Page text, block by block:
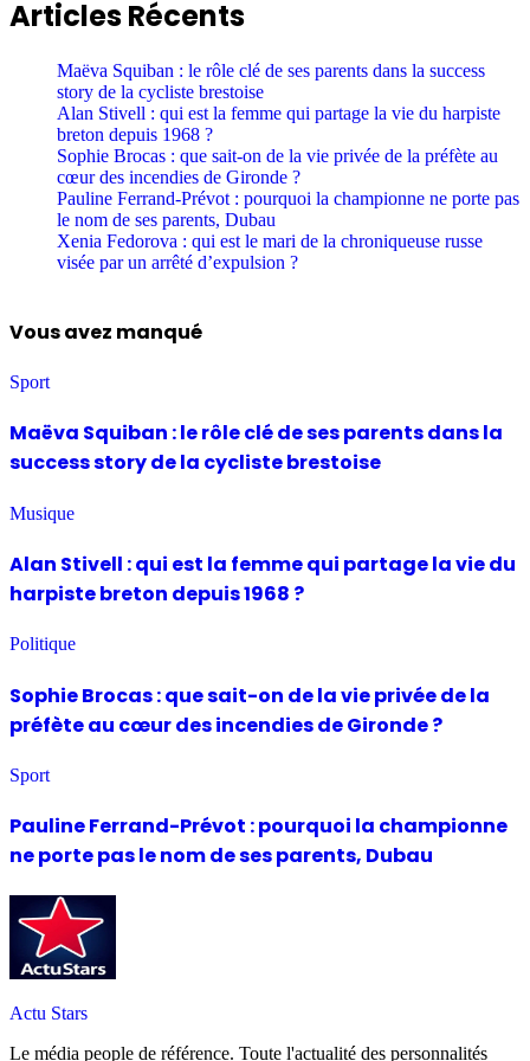
Articles Récents
Maëva Squiban : le rôle clé de ses parents dans la success
story de la cycliste brestoise
Alan Stivell : qui est la femme qui partage la vie du harpiste
breton depuis 1968 ?
Sophie Brocas : que sait-on de la vie privée de la préfète au
cœur des incendies de Gironde ?
Pauline Ferrand-Prévot : pourquoi la championne ne porte pas
le nom de ses parents, Dubau
Xenia Fedorova : qui est le mari de la chroniqueuse russe
visée par un arrêté d’expulsion ?
Vous avez manqué
Sport
Maëva Squiban : le rôle clé de ses parents dans la
success story de la cycliste brestoise
Musique
Alan Stivell : qui est la femme qui partage la vie du
harpiste breton depuis 1968 ?
Politique
Sophie Brocas : que sait-on de la vie privée de la
préfète au cœur des incendies de Gironde ?
Sport
Pauline Ferrand-Prévot : pourquoi la championne
ne porte pas le nom de ses parents, Dubau
Actu Stars
Le média people de référence. Toute l'actualité des personnalités